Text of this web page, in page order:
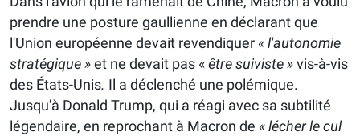
prendre une posture gaullienne en déclarant que
l'Union européenne devait revendiquer « l'autonomie
stratégique »et ne devait pas «être suiviste »vis-à-vis
des États-Unis. Il a déclenché une polémique.
Jusqu'à Donald Trump, qui a réagi avec sa subtilité
légendaire, en reprochant à Macron de « lécher le cul